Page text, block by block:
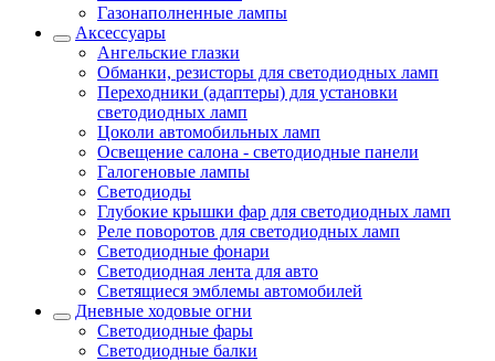
Газонаполненные лампы
Аксессуары
Ангельские глазки
Обманки, резисторы для светодиодных ламп
Переходники (адаптеры) для установки
светодиодных ламп
Цоколи автомобильных ламп
Освещение салона - светодиодные панели
Галогеновые лампы
Светодиоды
Глубокие крышки фар для светодиодных ламп
Реле поворотов для светодиодных ламп
Светодиодные фонари
Светодиодная лента для авто
Светящиеся эмблемы автомобилей
Дневные ходовые огни
Светодиодные фары
Светодиодные балки